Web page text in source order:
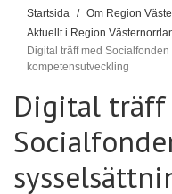
D
u
ä
r
h
ä
r
Startsida
Om Region
Aktuellt i Region
Digital träff med
kompetensutveckling
Digital träff